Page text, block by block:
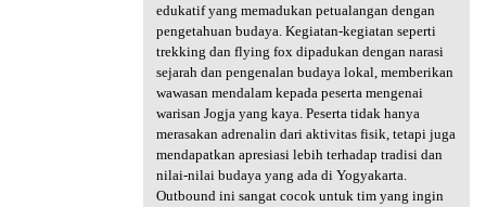
edukatif yang memadukan petualangan dengan
pengetahuan budaya. Kegiatan-kegiatan seperti
trekking dan flying fox dipadukan dengan narasi
sejarah dan pengenalan budaya lokal, memberikan
wawasan mendalam kepada peserta mengenai
warisan Jogja yang kaya. Peserta tidak hanya
merasakan adrenalin dari aktivitas fisik, tetapi juga
mendapatkan apresiasi lebih terhadap tradisi dan
nilai-nilai budaya yang ada di Yogyakarta.
Outbound ini sangat cocok untuk tim yang ingin